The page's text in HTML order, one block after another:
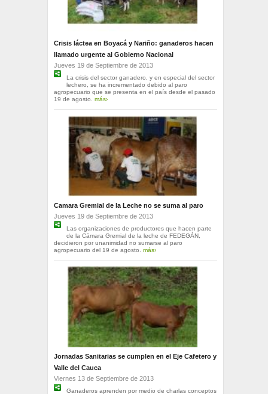
Crisis láctea en Boyacá y Nariño: ganaderos hacen
llamado urgente al Gobierno Nacional
Jueves 19 de Septiembre de 2013
La crisis del sector ganadero, y en especial del sector
lechero, se ha incrementado debido al paro
agropecuario que se presenta en el país desde el pasado
19 de agosto. más›
Camara Gremial de la Leche no se suma al paro
Jueves 19 de Septiembre de 2013
Las organizaciones de productores que hacen parte
de la Cámara Gremial de la leche de FEDEGÁN,
decidieron por unanimidad no sumarse al paro
agropecuario del 19 de agosto. más›
Jornadas Sanitarias se cumplen en el Eje Cafetero y
Valle del Cauca
Viernes 13 de Septiembre de 2013
Ganaderos aprenden por medio de charlas conceptos